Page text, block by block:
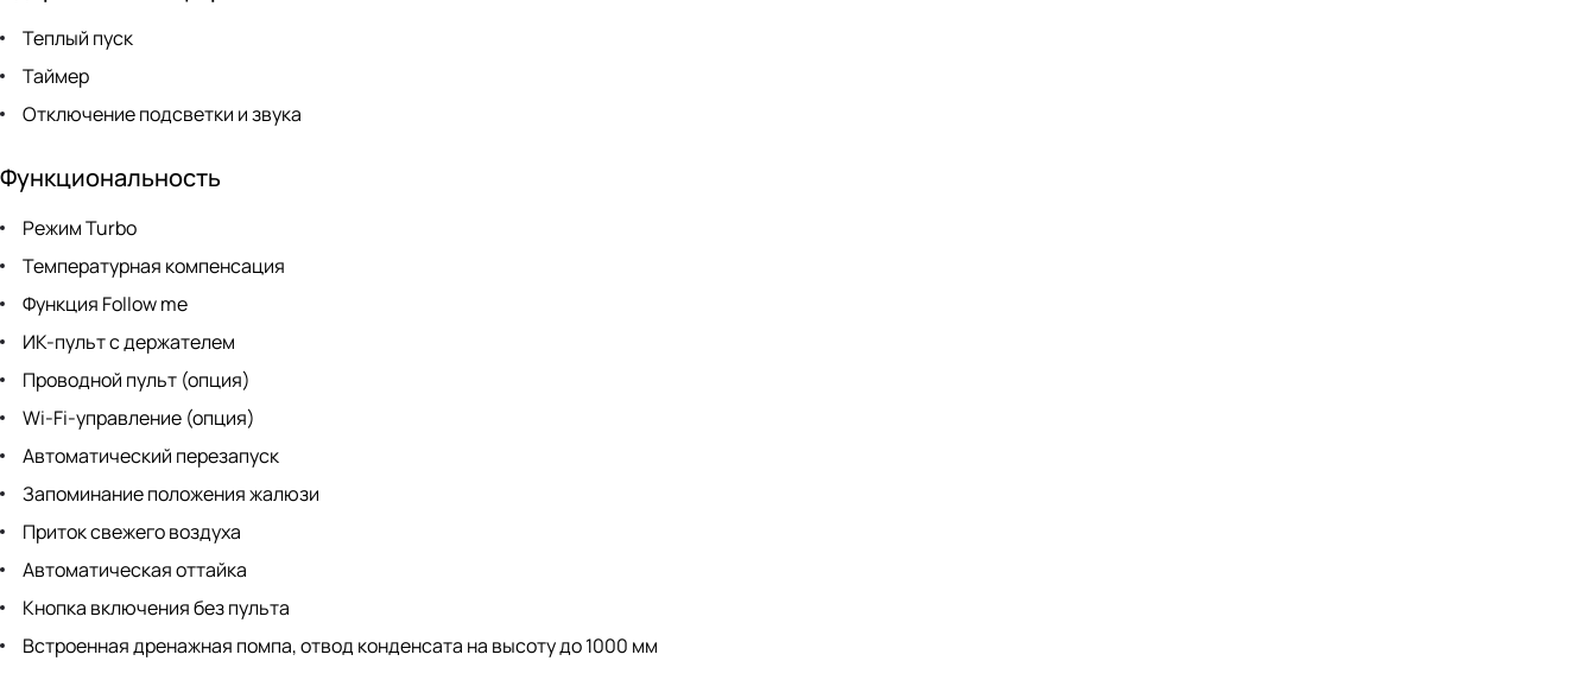
Теплый пуск
Таймер
Отключение подсветки и звука
Функциональность
Режим Turbo
Температурная компенсация
Функция Follow me
ИК-пульт с держателем
Проводной пульт (опция)
Wi-Fi-управление (опция)
Автоматический перезапуск
Запоминание положения жалюзи
Приток свежего воздуха
Автоматическая оттайка
Кнопка включения без пульта
Встроенная дренажная помпа, отвод конденсата на высоту до 1000 мм